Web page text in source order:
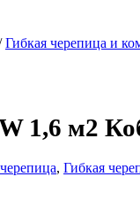
Гибкая черепица и
1,6 м2
, Гибкая